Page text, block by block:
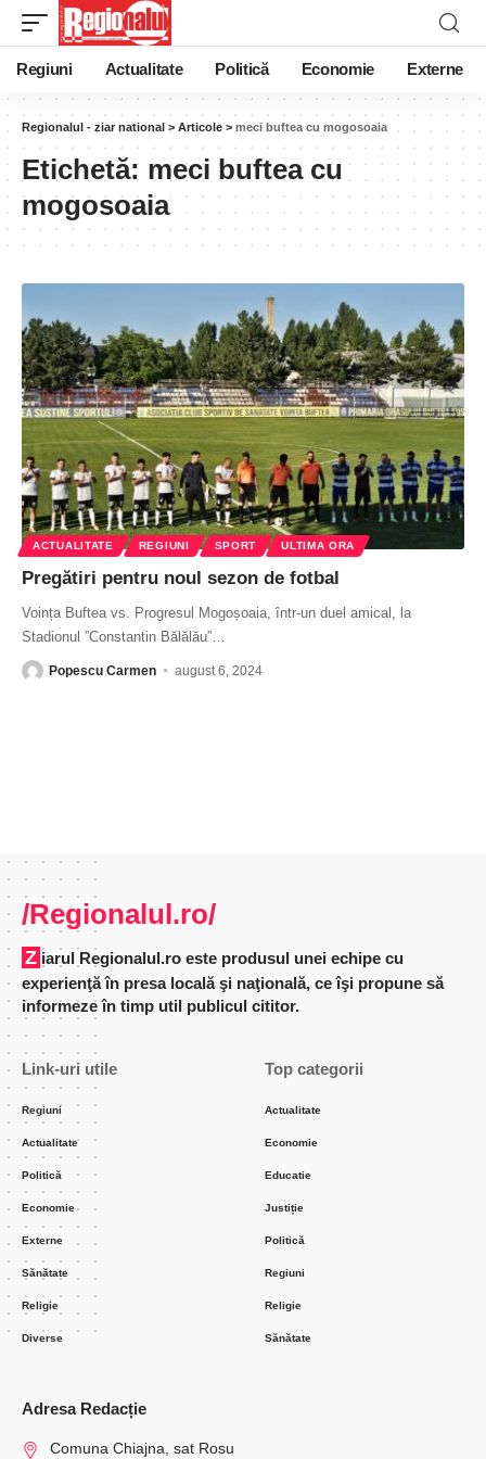
Regiuni Actualitate Politică Economie Externe
Regionalul - ziar national > Articole > meci buftea cu mogosoaia
Etichetă: meci buftea cu
mogosoaia
ACTUALITATE REGIUNI SPORT ULTIMA ORA
Pregătiri pentru noul sezon de fotbal
Voința Buftea vs. Progresul Mogoșoaia, într-un duel amical, la
Stadionul ”Constantin Bălălău”
Popescu Carmen august 6, 2024
/Regionalul.ro/
Ziarul Regionalul.ro este produsul unei echipe cu
experienţă în presa locală şi naţională, ce îşi propune să
informeze în timp util publicul cititor.
Link-uri utile
Regiuni
Actualitate
Politică
Economie
Externe
Sănătate
Religie
Diverse
Top categorii
Actualitate
Economie
Educatie
Justiție
Politică
Regiuni
Religie
Sănătate
Adresa Redacție
Comuna Chiajna, sat Rosu